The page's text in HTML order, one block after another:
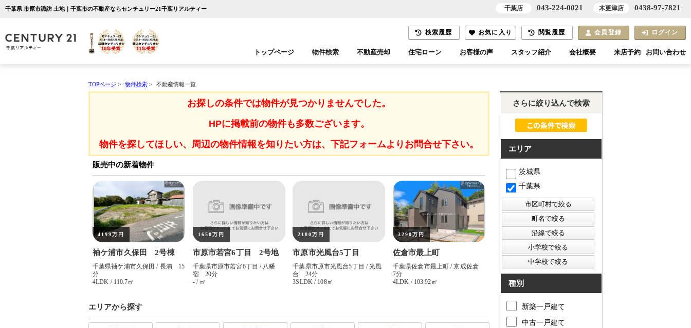
千葉県 市原市諏訪 土地｜千葉市の不動産ならセンチュリー21千葉リアルティー
検索履歴 お気に入り 閲覧履歴 会員登録 ログイン
トップページ 物件検索 不動産売却 住宅ローン お客様の声 スタッフ紹介 会社概要 来店予約 お問い合わせ
TOPページ > 物件検索 > 不動産情報一覧
お探しの条件では物件が見つかりませんでした。
HPに掲載前の物件も多数ございます。
物件を探してほしい、周辺の物件情報を知りたい方は、下記フォームよりお問合せ下さい。
エリアから探す
さらに絞り込んで検索
エリア
茨城県
千葉県
種別
新築一戸建て
中古一戸建て
千葉店 043-224-0021 木更津店 0438-97-7821